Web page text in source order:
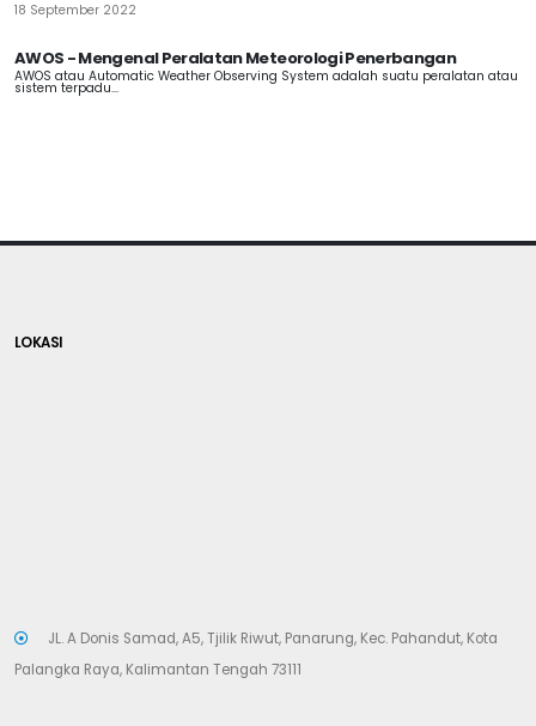
18 September 2022
AWOS - Mengenal Peralatan Meteorologi Penerbangan
AWOS atau Automatic Weather Observing System adalah suatu peralatan atau
sistem terpadu...
LOKASI
JL. A Donis Samad, A5, Tjilik Riwut, Panarung, Kec. Pahandut, Kota
Palangka Raya, Kalimantan Tengah 73111